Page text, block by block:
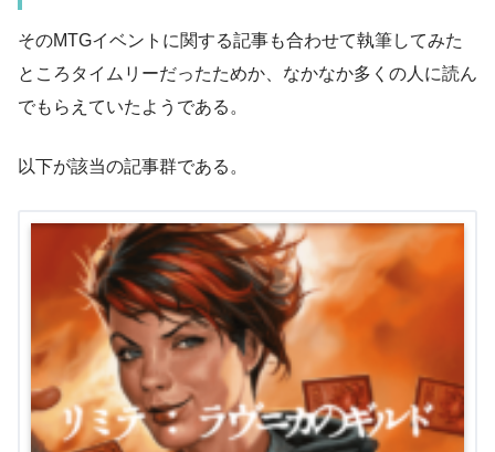
そのMTGイベントに関する記事も合わせて執筆してみた
ところタイムリーだったためか、なかなか多くの人に読ん
でもらえていたようである。
以下が該当の記事群である。